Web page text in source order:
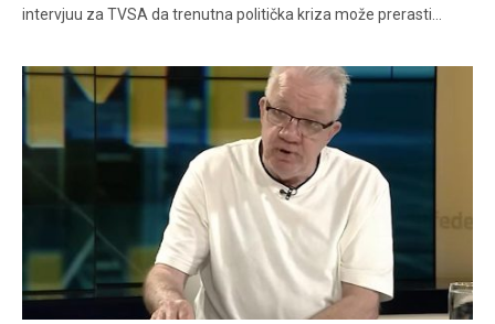
intervjuu za TVSA da trenutna politička kriza može prerasti…